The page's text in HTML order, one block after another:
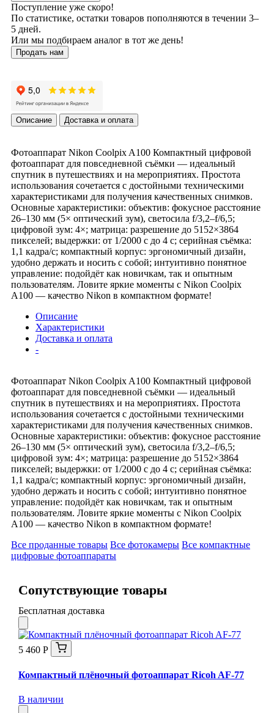
Поступление уже скоро!
По статистике, остатки товаров пополняются в течении 3–
5 дней.
Или мы подбираем аналог в тот же день!
Продать нам
Описание Доставка и оплата
Фотоаппарат Nikon Coolpix A100 Компактный цифровой
фотоаппарат для повседневной съёмки — идеальный
спутник в путешествиях и на мероприятиях. Простота
использования сочетается с достойными техническими
характеристиками для получения качественных снимков.
Основные характеристики: объектив: фокусное расстояние
26–130 мм (5× оптический зум), светосила f/3,2–f/6,5;
цифровой зум: 4×; матрица: разрешение до 5152×3864
пикселей; выдержки: от 1/2000 с до 4 с; серийная съёмка:
1,1 кадра/с; компактный корпус: эргономичный дизайн,
удобно держать и носить с собой; интуитивно понятное
управление: подойдёт как новичкам, так и опытным
пользователям. Ловите яркие моменты с Nikon Coolpix
A100 — качество Nikon в компактном формате!
Описание
Характеристики
Доставка и оплата
-
Фотоаппарат Nikon Coolpix A100 Компактный цифровой
фотоаппарат для повседневной съёмки — идеальный
спутник в путешествиях и на мероприятиях. Простота
использования сочетается с достойными техническими
характеристиками для получения качественных снимков.
Основные характеристики: объектив: фокусное расстояние
26–130 мм (5× оптический зум), светосила f/3,2–f/6,5;
цифровой зум: 4×; матрица: разрешение до 5152×3864
пикселей; выдержки: от 1/2000 с до 4 с; серийная съёмка:
1,1 кадра/с; компактный корпус: эргономичный дизайн,
удобно держать и носить с собой; интуитивно понятное
управление: подойдёт как новичкам, так и опытным
пользователям. Ловите яркие моменты с Nikon Coolpix
A100 — качество Nikon в компактном формате!
Все проданные товары Все фотокамеры Все компактные
цифровые фотоаппараты
Сопутствующие товары
Бесплатная доставка
5 460 Р
Компактный плёночный фотоаппарат Ricoh AF-77
В наличии